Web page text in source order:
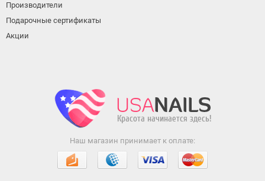
Производители
Подарочные сертификаты
Акции
Наш магазин принимает к оплате: